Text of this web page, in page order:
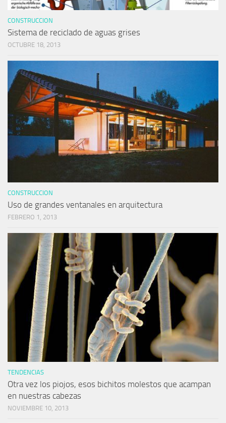
CONSTRUCCION
Sistema de reciclado de aguas grises
OCTUBRE 18, 2013
CONSTRUCCION
Uso de grandes ventanales en arquitectura
FEBRERO 1, 2013
TENDENCIAS
Otra vez los piojos, esos bichitos molestos que acampan
en nuestras cabezas
NOVIEMBRE 10, 2013